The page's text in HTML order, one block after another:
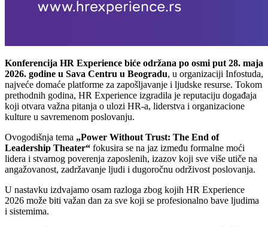
Konferencija HR Experience biće održana po osmi put 28. maja
2026. godine u Sava Centru u Beogradu, u organizaciji Infostuda,
najveće domaće platforme za zapošljavanje i ljudske resurse. Tokom
prethodnih godina, HR Experience izgradila je reputaciju događaja
koji otvara važna pitanja o ulozi HR-a, liderstva i organizacione
kulture u savremenom poslovanju.
Ovogodišnja tema „Power Without Trust: The End of
Leadership Theater“ fokusira se na jaz između formalne moći
lidera i stvarnog poverenja zaposlenih, izazov koji sve više utiče na
angažovanost, zadržavanje ljudi i dugoročnu održivost poslovanja.
U nastavku izdvajamo osam razloga zbog kojih HR Experience
2026 može biti važan dan za sve koji se profesionalno bave ljudima
i sistemima.